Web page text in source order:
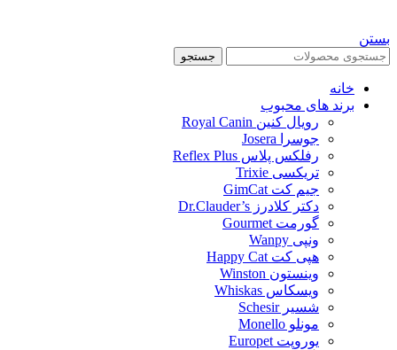
بستن
جستجو
خانه
برند های محبوب
رویال کنین Royal Canin
جوسرا Josera
رفلکس پلاس Reflex Plus
تریکسی Trixie
جیم کت GimCat
دکتر کلادرز Dr.Clauder’s
گورمت Gourmet
ونپی Wanpy
هپی کت Happy Cat
وینستون Winston
ویسکاس Whiskas
شسیر Schesir
مونلو Monello
یوروپت Europet